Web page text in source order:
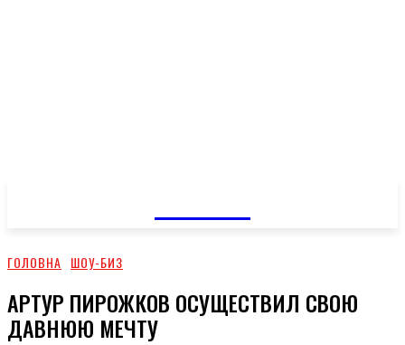
ГОЛОВНА ШОУ-БИЗ
АРТУР ПИРОЖКОВ ОСУЩЕСТВИЛ СВОЮ
ДАВНЮЮ МЕЧТУ